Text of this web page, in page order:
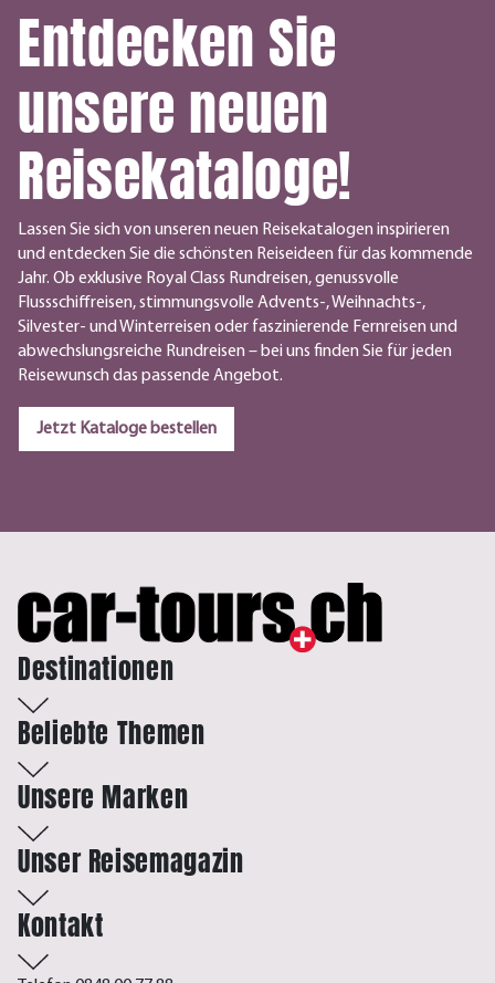
Entdecken Sie
unsere neuen
Reisekataloge!
Lassen Sie sich von unseren neuen Reisekatalogen inspirieren
und entdecken Sie die schönsten Reiseideen für das kommende
Jahr. Ob exklusive Royal Class Rundreisen, genussvolle
Flussschiffreisen, stimmungsvolle Advents-, Weihnachts-,
Silvester- und Winterreisen oder faszinierende Fernreisen und
abwechslungsreiche Rundreisen – bei uns finden Sie für jeden
Reisewunsch das passende Angebot.
Jetzt Kataloge bestellen
Destinationen
Beliebte Themen
Unsere Marken
Unser Reisemagazin
Kontakt